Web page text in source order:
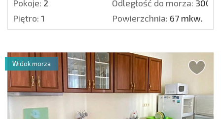
Pokoje: 2 Odległość do morza: 300
Piętro: 1 Powierzchnia: 67 mkw.
Widok morza